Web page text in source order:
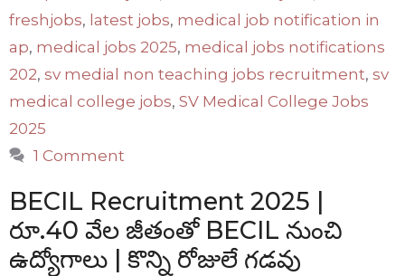
freshjobs, latest jobs, medical job notification in
ap, medical jobs 2025, medical jobs notifications
202, sv medial non teaching jobs recruitment, sv
medical college jobs, SV Medical College Jobs
2025
1 Comment
BECIL Recruitment 2025 |
రూ.40 వేల జీతంతో BECIL నుంచి
ఉద్యోగాలు | కొన్ని రోజులే గడవు